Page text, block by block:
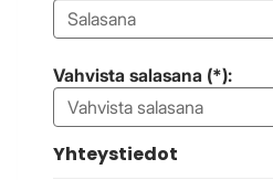
Vahvista salasana (*):
Yhteystiedot